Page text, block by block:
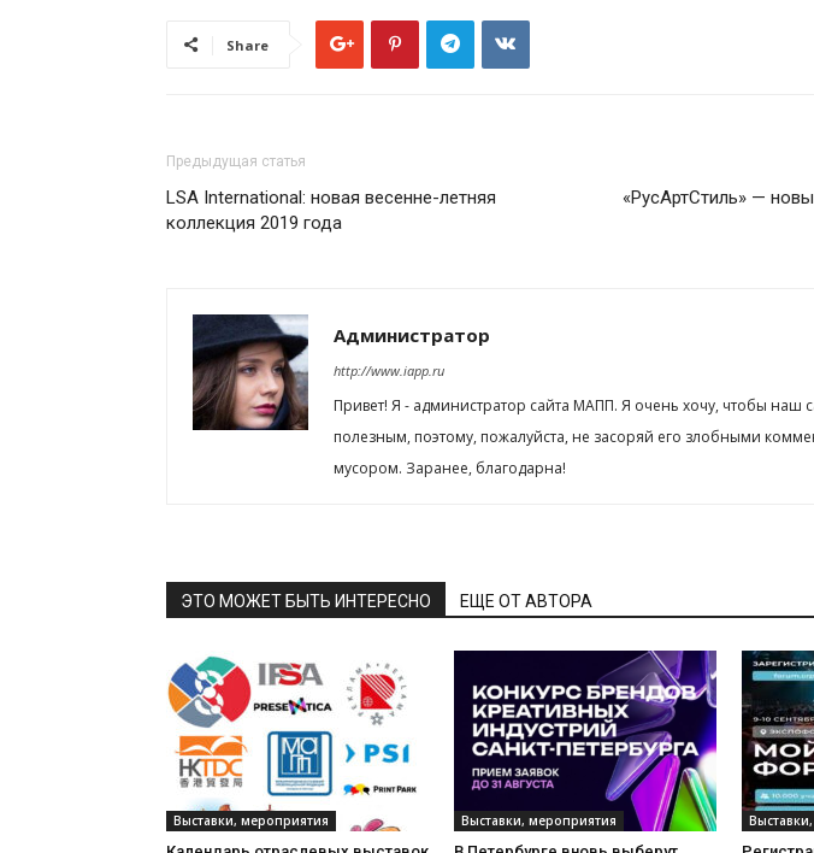
Share
Предыдущая статья
LSA International: новая весенне-летняя
коллекция 2019 года
«РусАртСтиль» —
Администратор
http://www.iapp.ru
Привет! Я - администратор сайта МАПП. Я очень хочу, чтобы наш
полезным, поэтому, пожалуйста, не засоряй его злобными
мусором. Заранее, благодарна!
ЭТО МОЖЕТ БЫТЬ ИНТЕРЕСНО ЕЩЕ ОТ АВТОРА
Выставки, мероприятия Выставки, мероприятия